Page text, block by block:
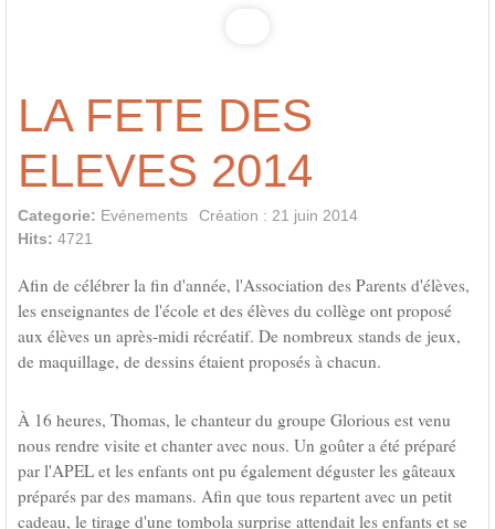
LA FETE DES
ELEVES 2014
Categorie: Evénements
Création : 21 juin 2014
Hits: 4721
Afin de célébrer la fin d'année, l'Association des Parents d'élèves,
les enseignantes de l'école et des élèves du collège ont proposé
aux élèves un après-midi récréatif. De nombreux stands de jeux,
de maquillage, de dessins étaient proposés à chacun.
À 16 heures, Thomas, le chanteur du groupe Glorious est venu
nous rendre visite et chanter avec nous. Un goûter a été préparé
par l'APEL et les enfants ont pu également déguster les gâteaux
préparés par des mamans. Afin que tous repartent avec un petit
cadeau, le tirage d'une tombola surprise attendait les enfants et se